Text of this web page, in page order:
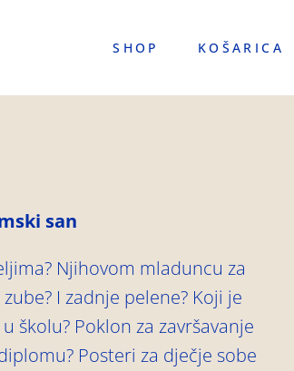
SHOP KOŠARICA
san
Njihovom mladuncu za
I zadnje pelene? Koji je
školu? Poklon za završavanje
Posteri za dječje sobe